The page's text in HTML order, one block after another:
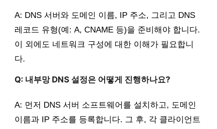
A: DNS 서버와 도메인 이름, IP 주소, 그리고 DNS
레코드 유형(예: A, CNAME 등)을 준비해야 합니다.
이 외에도 네트워크 구성에 대한 이해가 필요합니
다.
Q: 내부망 DNS 설정은 어떻게 진행하나요?
A: 먼저 DNS 서버 소프트웨어를 설치하고, 도메인
이름과 IP 주소를 등록합니다. 그 후, 각 클라이언트